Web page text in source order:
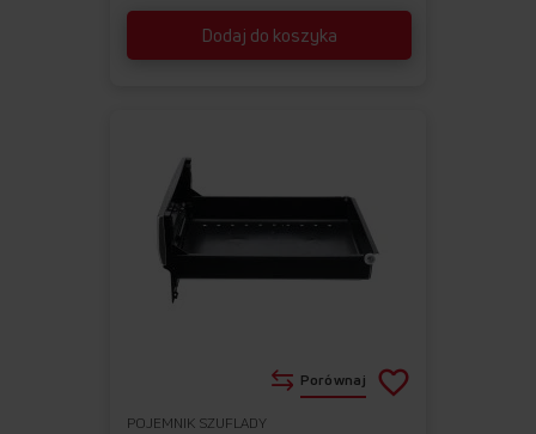
Dodaj do koszyka
POJEMNIK SZUFLADY
Porównaj